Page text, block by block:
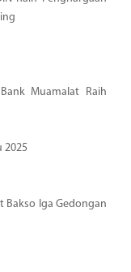
Muamalat Raih
2025
Bakso Iga Gedongan